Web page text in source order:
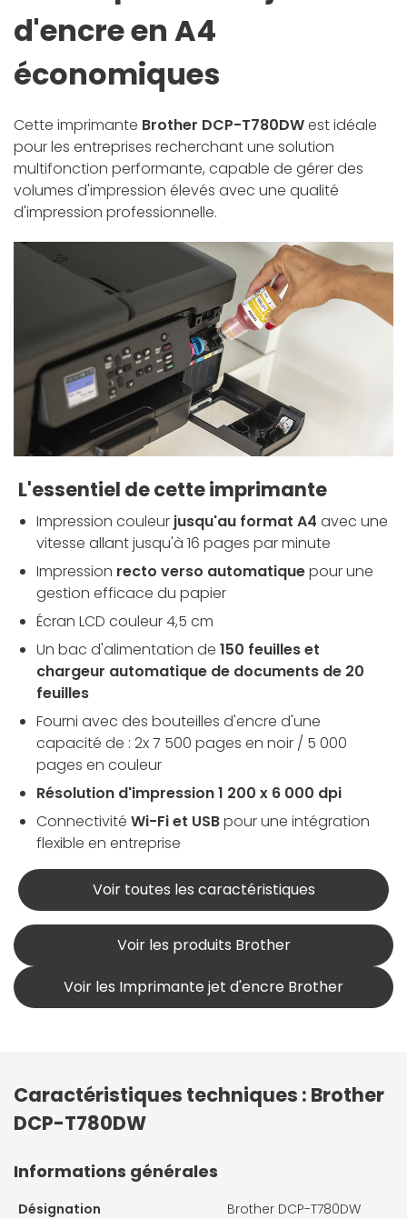
d'encre en A4
économiques
Cette imprimante Brother DCP-T780DWest idéale
pour les entreprises recherchant une solution
multifonction performante, capable de gérer des
volumes d'impression élevés avec une qualité
d'impression professionnelle.
L'essentiel de cette imprimante
Impression couleur jusqu'au format A4 avec une
vitesse allant jusqu'à 16 pages par minute
Impression recto verso automatiquepour une
gestion efficace du papier
Écran LCD couleur 4,5 cm
Un bac d'alimentation de 150 feuilles et
chargeur automatique de documents de 20
feuilles
Fourni avec des bouteilles d'encre d'une
capacité de : 2x 7 500 pages en noir / 5 000
pages en couleur
Résolution d'impression 1 200 x 6 000 dpi
Connectivité Wi-Fi et USBpour une intégration
flexible en entreprise
Voir toutes les caractéristiques
Voir les produits Brother
Voir les Imprimante jet d'encre Brother
Caractéristiques techniques : Brother
DCP-T780DW
Informations générales
Désignation
Brother DCP-T780DW